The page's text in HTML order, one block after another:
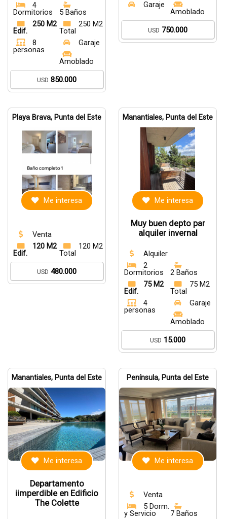
4
Dormitorios
5 Baños
250 M2
Edif.
250 M2
Total
8
personas
Garaje
Amoblado
USD 850.000
Garaje
Amoblado
USD 750.000
Playa Brava, Punta del Este
Me interesa
Venta
120 M2
Edif.
120 M2
Total
USD 480.000
Manantiales, Punta del Este
Me interesa
Muy buen depto par
alquiler invernal
Alquiler
2
Dormitorios
2 Baños
75 M2
Edif.
75 M2
Total
4
personas
Garaje
Amoblado
USD 15.000
Manantiales, Punta del Este
Me interesa
Departamento
iimperdible en Edificio
The Colette
Península, Punta del Este
Me interesa
Venta
5 Dorm.
y Servicio
7 Baños